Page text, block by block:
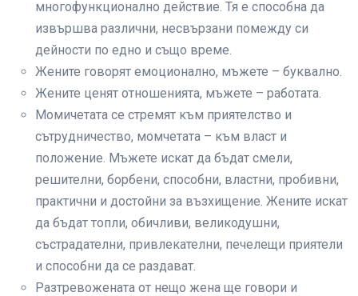
многофункционално действие. Тя е способна да
извършва различни, несвързани помежду си
дейности по едно и също време.
Жените говорят емоционално, мъжете – буквално.
Жените ценят отношенията, мъжете – работата.
Момичетата се стремят към приятелство и
сътрудничество, момчетата – към власт и
положение. Мъжете искат да бъдат смели,
решителни, борбени, способни, властни, пробивни,
практични и достойни за възхищение. Жените искат
да бъдат топли, обичливи, великодушни,
състрадателни, привлекателни, печелещи приятели
и способни да се раздават.
Разтревожената от нещо жена ще говори и